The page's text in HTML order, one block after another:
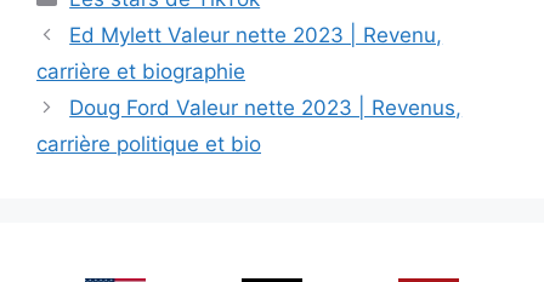
Ed Mylett Valeur nette 2023 | Revenu,
carrière et biographie
Doug Ford Valeur nette 2023 | Revenus,
carrière politique et bio